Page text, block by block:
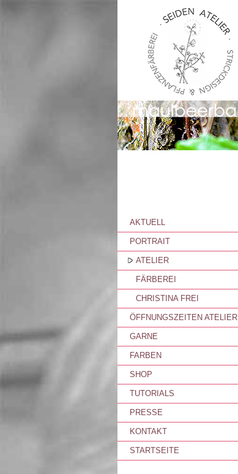
AKTUELL
PORTRAIT
ATELIER
FÄRBEREI
CHRISTINA FREI
ÖFFNUNGSZEITEN ATELIER
GARNE
FARBEN
SHOP
TUTORIALS
PRESSE
KONTAKT
STARTSEITE